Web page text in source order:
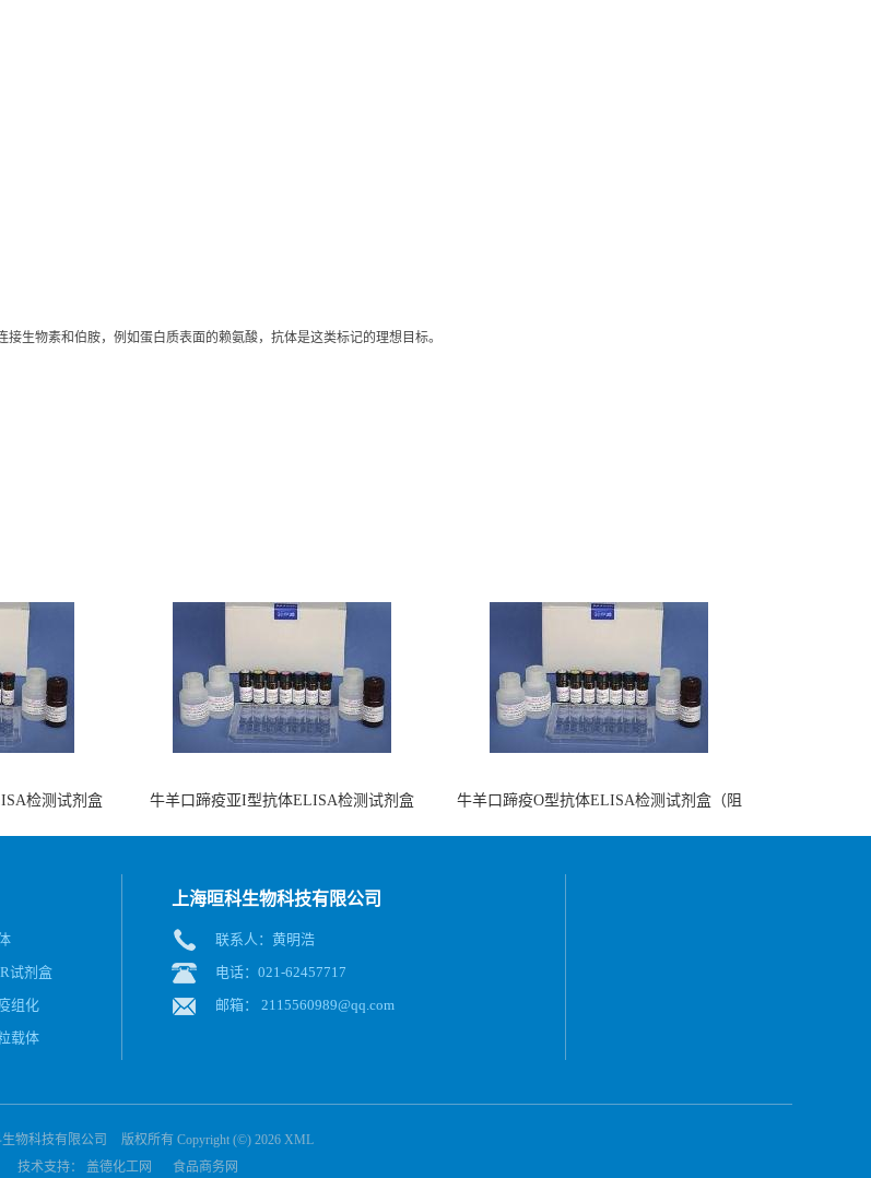
生物素和伯胺，例如蛋白质表面的赖氨酸，抗体是这类标记的理想目标。
检测试剂盒
牛羊口蹄疫亚I型抗体ELISA检测试剂盒
牛羊口蹄疫O型抗体ELISA检测试剂盒（阻
试剂盒
组化
载体
上海晅科生物科技有限公司
联系人：黄明浩
电话：021-62457717
邮箱： 2115560989@qq.com
物科技有限公司 版权所有 Copyright (©) 2026 XML
技术支持： 盖德化工网 食品商务网